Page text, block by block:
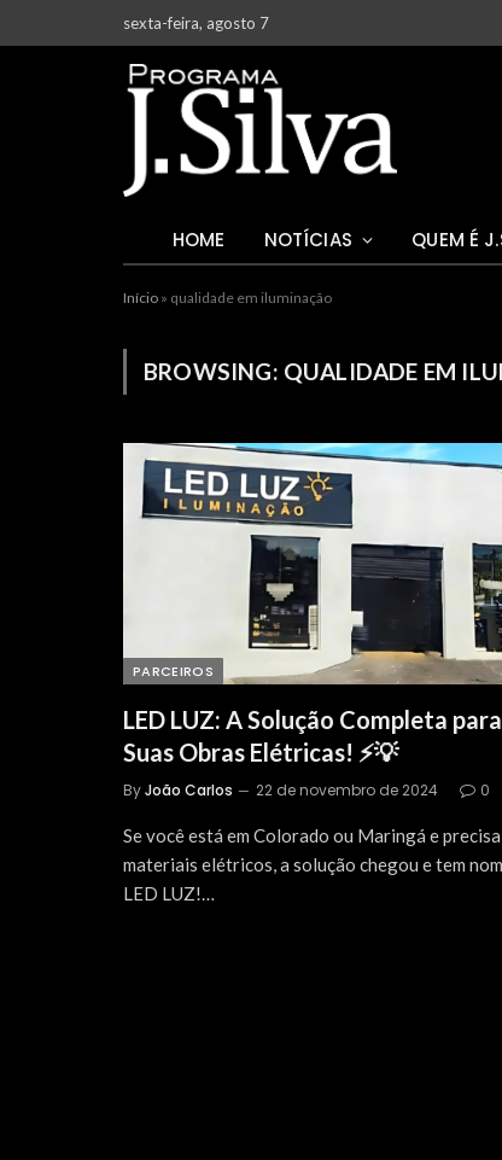
sexta-feira, agosto 7
HOME NOTÍCIAS QUEM É
Início » qualidade em iluminação
BROWSING: QUALIDADE EM
PARCEIROS
LED LUZ: A Solução Completa para
Suas Obras Elétricas! ⚡💡
ByJoão Carlos 22 de novembro de 2024 0
Se você está em Colorado ou Maringá e
materiais elétricos, a solução chegou e tem
LED LUZ!…